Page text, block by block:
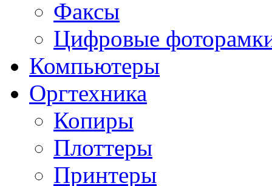
Факсы
Цифровые
Компьютеры
Оргтехника
Копиры
Плоттеры
Принтеры